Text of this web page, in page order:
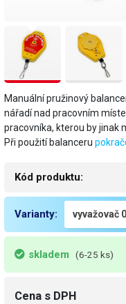
Manuální pružinový
nářadí nad pracovním
pracovníka, kterou by jinak
Při použití balanceru
Kód produktu:
Varianty:
skladem (6-25 ks)
Cena s DPH